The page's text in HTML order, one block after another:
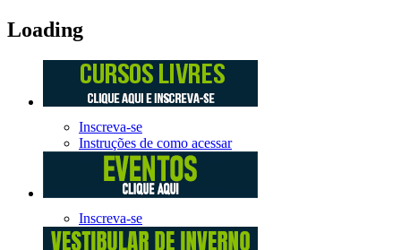
Loading
Inscreva-se
Instruções de como acessar
Inscreva-se